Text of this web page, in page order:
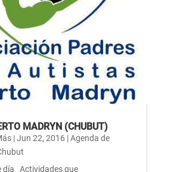
MADRYN (CHUBUT)
|Jun 22, 2016 |Agenda de
día Actividades que